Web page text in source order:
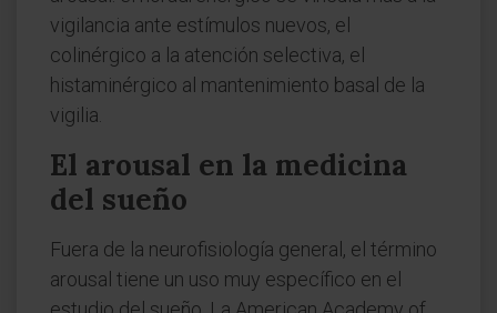
vigilancia ante estímulos nuevos, el
colinérgico a la atención selectiva, el
histaminérgico al mantenimiento basal de la
vigilia.
El arousal en la medicina
del sueño
Fuera de la neurofisiología general, el término
arousal tiene un uso muy específico en el